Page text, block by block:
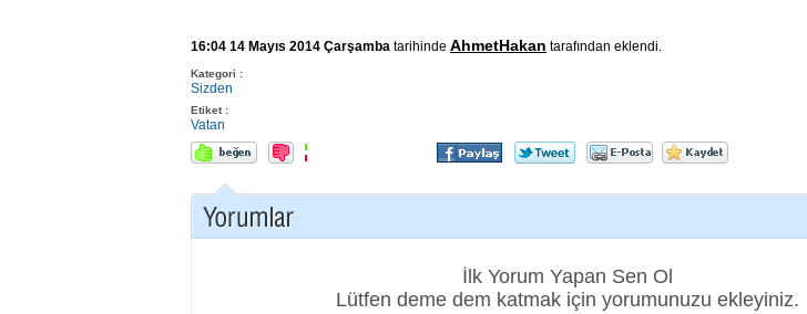
16:04 14 Mayıs 2014 Çarşamba tarihinde AhmetHakan tarafından eklendi.
Kategori :
Sizden
Etiket :
Vatan
İlk Yorum Yapan Sen Ol
Lütfen deme dem katmak için yorumunuzu ekleyiniz.